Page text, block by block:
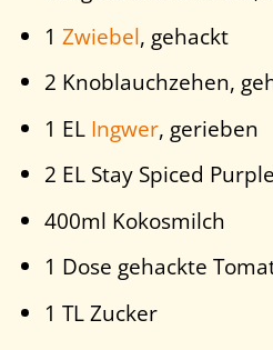
1 Zwiebel, gehackt
2 Knoblauchzehen,
1 EL Ingwer, gerieben
2 EL Stay Spiced
400ml Kokosmilch
1 Dose gehackte
1 TL Zucker